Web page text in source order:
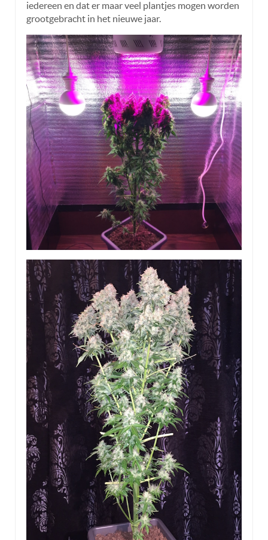
iedereen en dat er maar veel plantjes mogen worden
grootgebracht in het nieuwe jaar.